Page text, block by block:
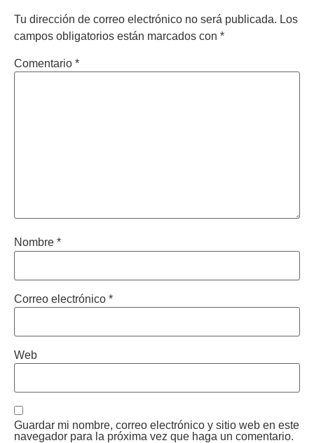
Tu dirección de correo electrónico no será publicada. Los
campos obligatorios están marcados con *
Comentario *
Nombre *
Correo electrónico *
Web
Guardar mi nombre, correo electrónico y sitio web en este
navegador para la próxima vez que haga un comentario.